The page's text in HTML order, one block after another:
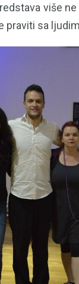
više
praviti sa